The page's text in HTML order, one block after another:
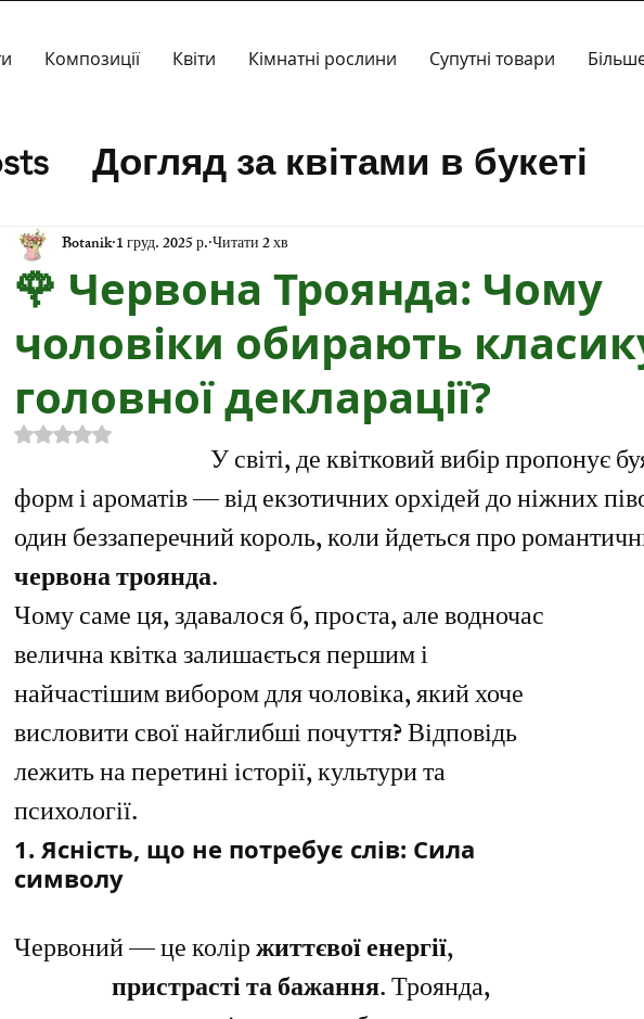
Композиції Квіти Кімнатні рослини Супутні товари
Догляд за квітами в букеті
пропозиції
🌹 Червона Троянда: Чому
чоловіки обирають
головної декларації?
Botanik 1 груд. 2025 р. Читати 2 хв
Оцінка: NaN з 5 зірок.
У світі, де квітковий вибір пропонує
форм і ароматів — від екзотичних орхідей до ніжних
один беззаперечний король, коли йдеться про
червона троянда.
Чому саме ця, здавалося б, проста, але водночас
велична квітка залишається першим і
найчастішим вибором для чоловіка, який хоче
висловити свої найглибші почуття? Відповідь
лежить на перетині історії, культури та
психології.
1. Ясність, що не потребує слів: Сила
символу
Червоний — це колір життєвої енергії,
пристрасті та бажання. Троянда,